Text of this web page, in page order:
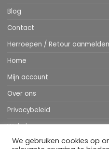
Blog
Contact
Herroepen / Retour aanmelden
Home
Mijn account
Over ons
Privacybeleid
Webshop
Winkelwagen
We gebruiken cookies op